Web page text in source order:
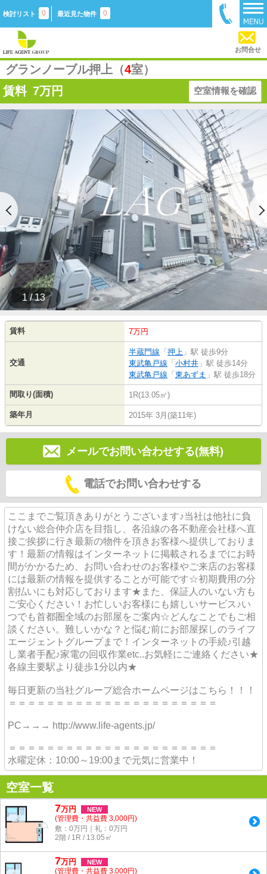
検討リスト 0 最近見た物件 0
お問合せ
グランノーブル押上（4室）
賃料 7万円 空室情報を確認
1 / 13
賃料 7万円
交通
半蔵門線 「 押上 」駅 徒歩9分
東武亀戸線 「 小村井 」駅 徒歩14分
東武亀戸線 「 東あずま 」駅 徒歩18分
間取り(面積) 1R(13.05㎡)
築年月 2015年 3月(築11年)
メールでお問い合わせする(無料)
電話でお問い合わせする
ここまでご覧頂きありがとうございます♪当社は他社に負
けない総合仲介店を目指し、各沿線の各不動産会社様へ直
接ご挨拶に行き最新の物件を頂きお客様へ提供しておりま
す！最新の情報はインターネットに掲載されるまでにお時
間がかかるため、お問い合わせのお客様やご来店のお客様
には最新の情報を提供することが可能です☆初期費用の分
割払いにも対応しております★また、保証人のいない方も
ご安心ください！お忙しいお客様にも嬉しいサービス♪い
つでも首都圏全域のお部屋をご案内☆どんなことでもご相
談ください。難しいかな？と悩む前にお部屋探しのライフ
エージェントグループまで！インターネットの手続♪引越
し業者手配♪家電の回収作業etc..お気軽にご連絡ください★
各線主要駅より徒歩1分以内★
毎日更新の当社グループ総合ホームページはこちら！！！
＝＝＝＝＝＝＝＝＝＝＝＝＝＝＝＝＝＝＝＝＝＝
PC→→→ http://www.life-agents.jp/
＝＝＝＝＝＝＝＝＝＝＝＝＝＝＝＝＝＝＝＝＝＝
水曜定休：10:00～19:00まで元気に営業中！
空室一覧
7万円 NEW
(管理費・共益費 3,000円)
敷：0万円｜礼：0万円
2階 / 1R / 13.05㎡
7万円 NEW
(管理費・共益費 3,000円)